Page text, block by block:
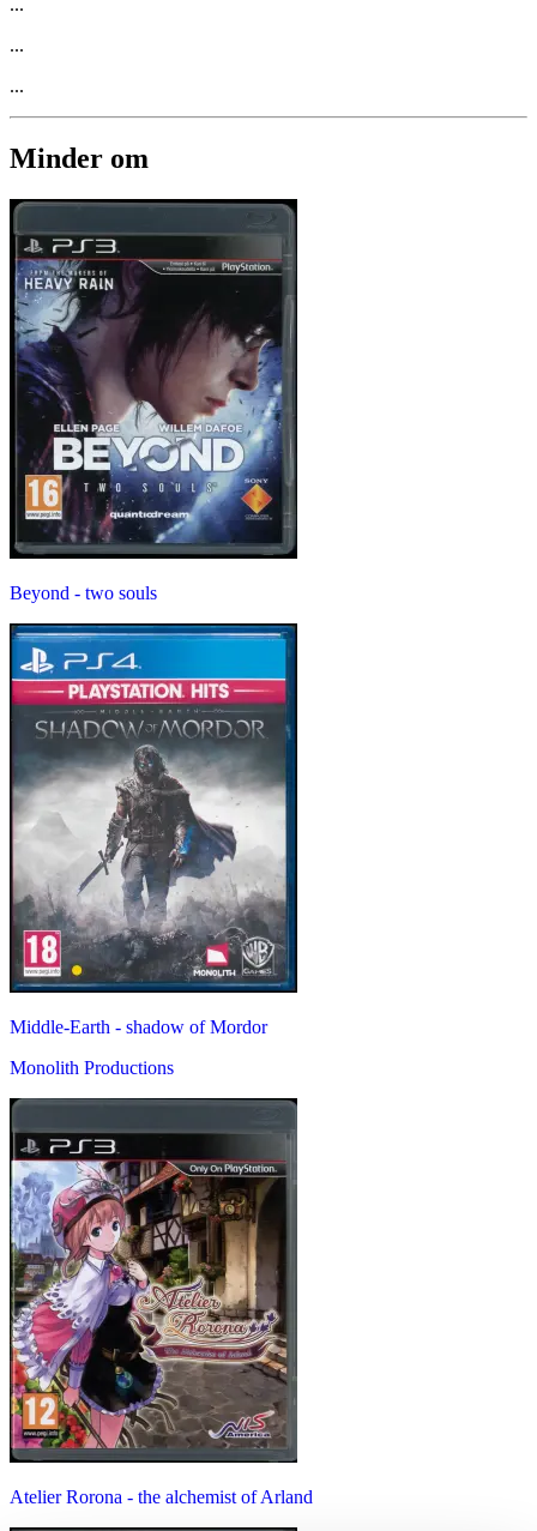
...
...
Minder om
Beyond - two souls
Middle-Earth - shadow of Mordor
Monolith Productions
Atelier Rorona - the alchemist of Arland